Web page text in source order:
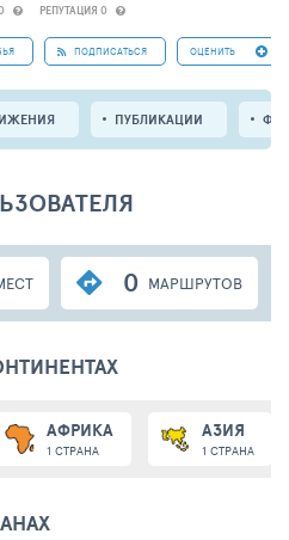
РЕПУТАЦИЯ 0
ПОДПИСАТЬСЯ ОЦЕНИТЬ
ПУБЛИКАЦИИ
0 МАРШРУТОВ
АФРИКА
1 СТРАНА
АЗИЯ
1 СТРАНА